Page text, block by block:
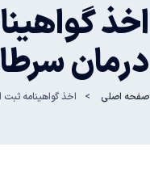
اخذ
درمان
صفحه اصلی اخذ گواهینامه